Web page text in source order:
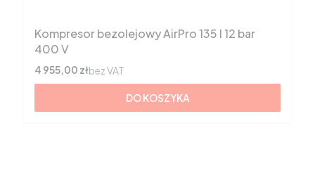
Kompresor bezolejowy AirPro 135 l 12 bar
400 V
Cena
4 955,00 złbez VAT
DO KOSZYKA